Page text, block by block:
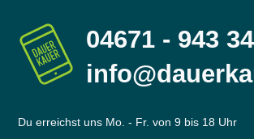
04671 - 943
Du erreichst uns Mo. - Fr. von 9 bis 18 Uhr